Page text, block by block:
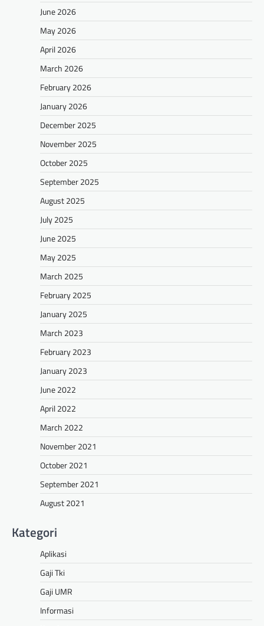
June 2026
May 2026
April 2026
March 2026
February 2026
January 2026
December 2025
November 2025
October 2025
September 2025
August 2025
July 2025
June 2025
May 2025
March 2025
February 2025
January 2025
March 2023
February 2023
January 2023
June 2022
April 2022
March 2022
November 2021
October 2021
September 2021
August 2021
Kategori
Aplikasi
Gaji Tki
Gaji UMR
Informasi